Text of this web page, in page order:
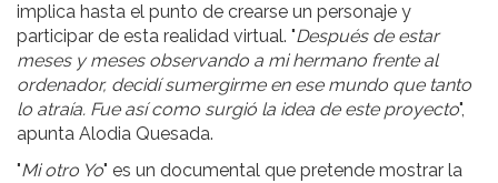
implica hasta el punto de crearse un personaje y
participar de esta realidad virtual. "Después de estar
meses y meses observando a mi hermano frente al
ordenador, decidí sumergirme en ese mundo que tanto
lo atraía. Fue así como surgió la idea de este proyecto",
apunta Alodia Quesada.
"Mi otro Yo" es un documental que pretende mostrar la